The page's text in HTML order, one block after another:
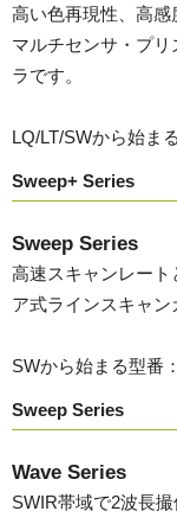
高い色再現性、高
マルチセンサ・プ
ラです。
LQ/LT/SWから始ま
Sweep+ Series
Sweep Series
高速スキャンレー
ア式ラインスキャン
SWから始まる型番：
Sweep Series
Wave Series
SWIR帯域で2波長